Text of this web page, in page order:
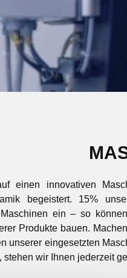
einen innovativen
begeistert. 15%
ein – so
Produkte bauen.
unserer eingesetzten
wir Ihnen jederzeit